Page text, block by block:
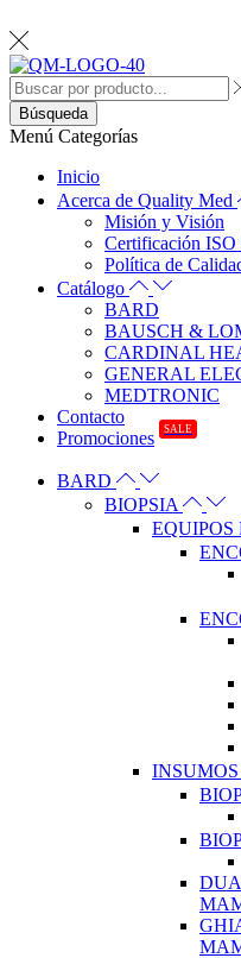
Búsqueda
Menú Categorías
Inicio
Acerca de Quality Med
Misión y Visión
Certificación ISO
Política de
Catálogo
BARD
BAUSCH &
CARDINAL
GENERAL
MEDTRONIC
Contacto
Promociones
SALE
BARD
BIOPSIA
EQUIPOS